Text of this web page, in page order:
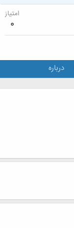
امتیاز
0
درباره